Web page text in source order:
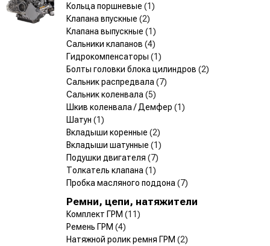
Кольца поршневые (1)
Клапана впускные (2)
Клапана выпускные (1)
Сальники клапанов (4)
Гидрокомпенсаторы (1)
Болты головки блока цилиндров (2)
Сальник распредвала (7)
Сальник коленвала (5)
Шкив коленвала / Демфер (1)
Шатун (1)
Вкладыши коренные (2)
Вкладыши шатунные (1)
Подушки двигателя (7)
Толкатель клапана (1)
Пробка масляного поддона (7)
Ремни, цепи, натяжители
Комплект ГРМ (11)
Ремень ГРМ (4)
Натяжной ролик ремня ГРМ (2)